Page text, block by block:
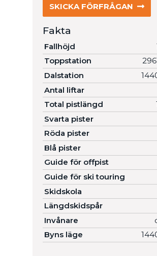
SKICKA FÖRFRÅGAN
Fakta
Fallhöjd
Toppstation
Dalstation
Antal liftar
Total pistlängd
Svarta pister
Röda pister
Blå pister
Guide för offpist
Guide för ski touring
Skidskola
Längdskidspår
Invånare
Byns läge